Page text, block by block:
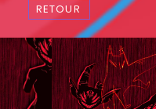
RETOUR